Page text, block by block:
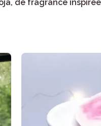
de fragrance